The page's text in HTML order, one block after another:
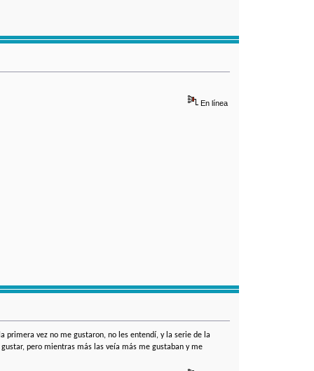
En línea
primera vez no me gustaron, no les entendí, y la serie de la
pero mientras más las veía más me gustaban y me